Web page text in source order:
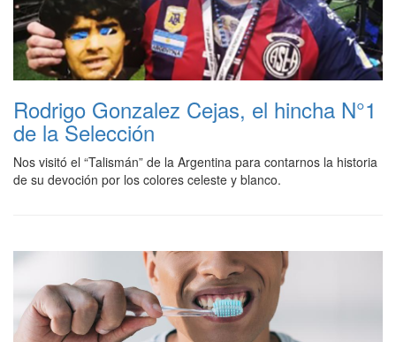
Rodrigo Gonzalez Cejas, el hincha N°1
de la Selección
Nos visitó el “Talismán” de la Argentina para contarnos la historia
de su devoción por los colores celeste y blanco.